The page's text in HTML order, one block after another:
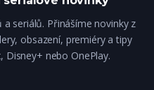
seriálů. Přinášíme novinky z
obsazení, premiéry a tipy
Disney+ nebo OnePlay.